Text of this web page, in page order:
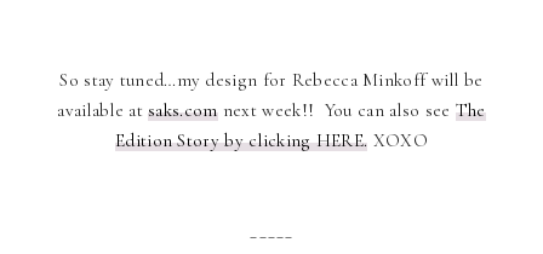
So stay tuned…my design for Rebecca Minkoff will be
available atsaks.comnext week!! You can also see The
Edition Story by clicking HERE. XOXO